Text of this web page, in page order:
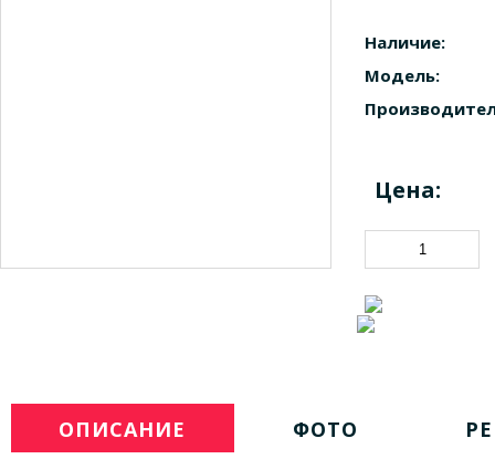
Наличие:
Модель:
Цена:
ОПИСАНИЕ ФОТО